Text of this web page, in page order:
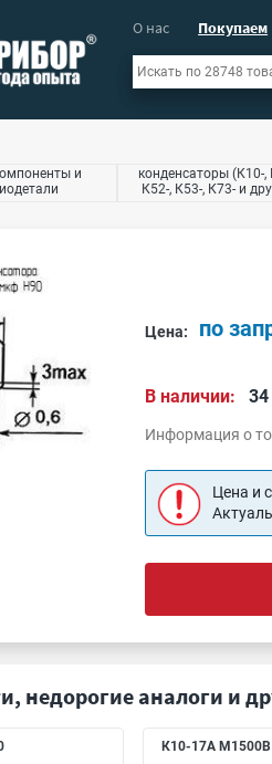
О нас Покупаем
и
конденсаторы (К10-,
К52-, К53-, К73- и
Цена: по
В наличии:
Информация о
Цена и
недорогие аналоги и
К10-17А